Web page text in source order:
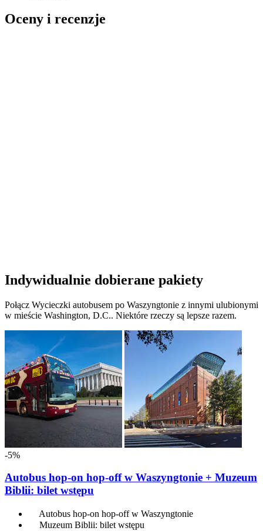
Oceny i recenzje
Indywidualnie dobierane pakiety
Połącz Wycieczki autobusem po Waszyngtonie z innymi ulubionymi
w mieście Washington, D.C.. Niektóre rzeczy są lepsze razem.
-5%
Autobus hop-on hop-off w Waszyngtonie + Muzeum
Biblii: bilet wstępu
Autobus hop-on hop-off w Waszyngtonie
Muzeum Biblii: bilet wstępu